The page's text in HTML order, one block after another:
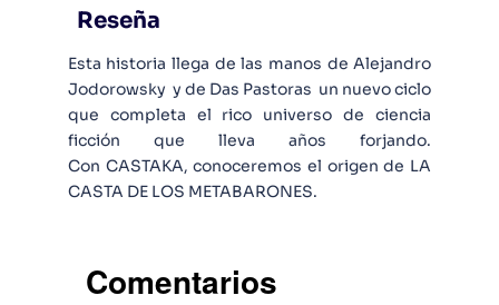
Reseña
Esta historia llega de las manos de Alejandro
Jodorowsky y de Das Pastoras un nuevo ciclo
que completa el rico universo de ciencia
ficción que lleva años forjando.
Con CASTAKA, conoceremos el origen de LA
CASTA DE LOS METABARONES.
Comentarios